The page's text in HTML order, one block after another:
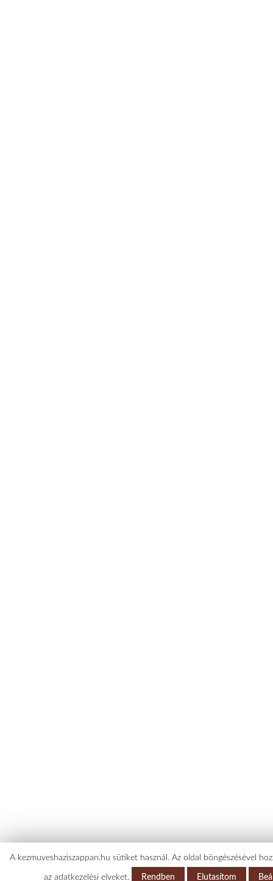
A kezmuveshaziszappan.hu sütiket használ. Az oldal böngészésével
az adatkezelési elveket. Rendben Elutasítom